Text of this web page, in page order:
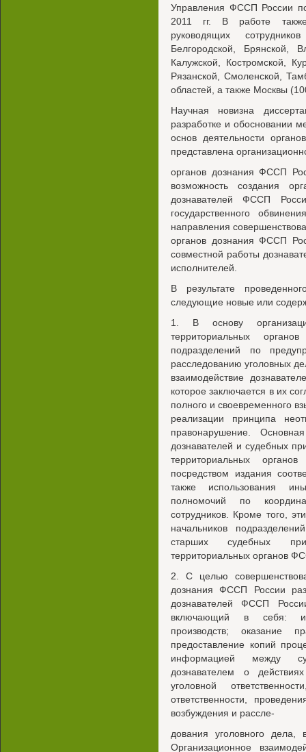
Управления ФССП России
2011 гг. В работе также
руководящих
Белгородской, Брянской,
Калужской, Костромской,
Рязанской, Смоленской,
областей, а также Москвы
Научная новизна
разработке и обосновании
основ деятельности
представлена
органов дознания ФССП
возможность создания
дознавателей ФССП
государственного
направления
органов дознания ФССП
совместной работы
исполнителей.
В результате
следующие новые или
1. В основу
территориальных
подразделений по
расследованию уголовных
взаимодействие
которое заключается в их
полного и своевременного
реализации принципа
правонарушение.
дознавателей и судебных
территориальных
посредством издания
также использования
полномочий по
сотрудников. Кроме того,
начальников
старших судебных
территориальных органов
2. С целью
дознания ФССП России
дознавателей ФССП
включающий в себя:
производств; оказание
предоставление копий
информацией между
дознавателем о
уголовной
ответственности,
возбуждения и рассле-
дования уголовного дела,
Организационное